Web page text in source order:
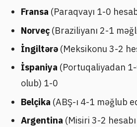
Fransa (Paraqvayı 1-0
Norveç(Braziliyanı 2-1
İngiltərə(Meksikonu 3-2
İspaniya (Portuqaliyadan
olub) 1-0
Belçika (ABŞ-ı 4-1 məğlub
Argentina (Misiri 3-2